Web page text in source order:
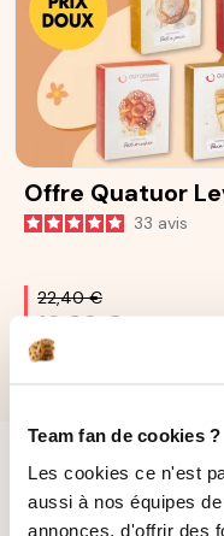
Team fan de cookies ?
Les cookies ce n'est
aussi à nos équipes
annonces, d'offrir des
Offre Quatuor
33 avis
22,40 €
16,80 €